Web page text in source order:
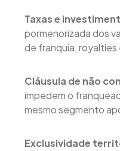
Taxas e
pormenorizada dos
de franquia,
Cláusula de não
impedem o
mesmo segmento
Exclusividade